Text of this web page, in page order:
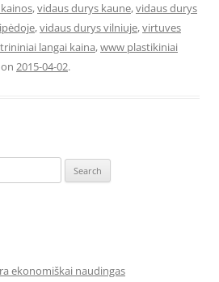
,vidaus durys kaune,vidaus durys
,vidaus durys vilniuje,virtuves
langai kaina,www plastikiniai
on 2015-04-02.
ekonomiškai naudingas